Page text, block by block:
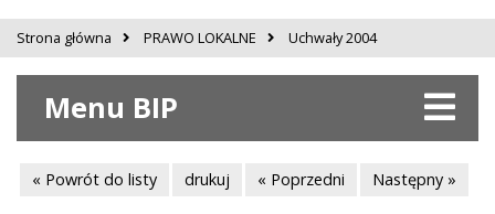
Strona główna PRAWO LOKALNE Uchwały 2004
Menu BIP
« Powrót do listy drukuj « Poprzedni Następny »